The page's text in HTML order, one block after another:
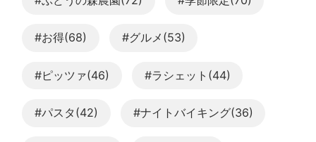
#お得(68) #グルメ(53)
#ピッツァ(46) #ラシェット(44)
#パスタ(42) #ナイトバイキング(36)